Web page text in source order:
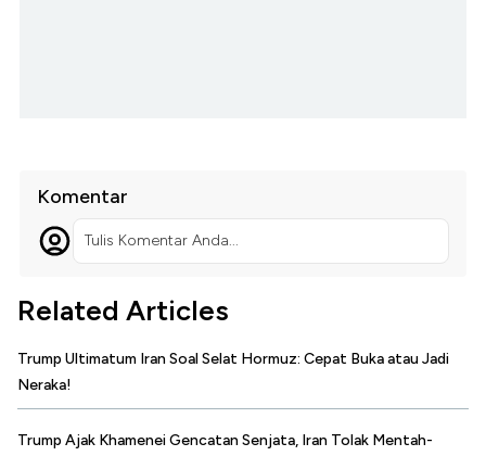
Komentar
Tulis Komentar Anda...
Related Articles
Trump Ultimatum Iran Soal Selat Hormuz: Cepat Buka atau Jadi
Neraka!
Trump Ajak Khamenei Gencatan Senjata, Iran Tolak Mentah-